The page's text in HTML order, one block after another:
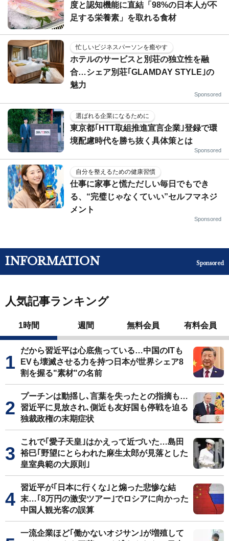
度と認知機能に直結「98%の日本人が不
足する栄養素」を取れる食材
忙しいビジネスパーソンを癒やす
ホテルのサービスと別荘の独立性を融
合…シェア別荘｢GLAMDAY STYLE｣の
魅力
Sponsored
選ばれる企業になるために
東京都｢HTT取組推進宣言企業｣登録で環
境配慮時代を勝ち抜く具体策とは
Sponsored
自分を整えるための健康習慣
仕事に家事と慌ただしい毎日でもでき
る、“完璧じゃなくていい”セルフマネジ
メント
Sponsored
INFORMATION Sponsored
人気記事ランキング
1時間 週間 無料会員 有料会員
だから習近平は心底焦っている…中国のITも
EVも壊滅させる力を持つ日本が世界シェア8
割を握る"素材"の名前
プーチンは動揺し､言葉を失ったとの指摘も…
習近平に見放され､側近も友好国も停戦を迫る
独裁政権の末期症状
これで｢愛子天皇｣はかえって近づいた…島田
裕巳｢野望にとらわれた麻生太郎が見落とした
皇室典範の大原則｣
習近平が｢日本に行くな｣と煽った悲惨な結
末…｢8万円の激安ツアー｣でロシアに向かった
中国人観光客の誤算
一流企業ほど｢働かないオジサン｣が増殖して